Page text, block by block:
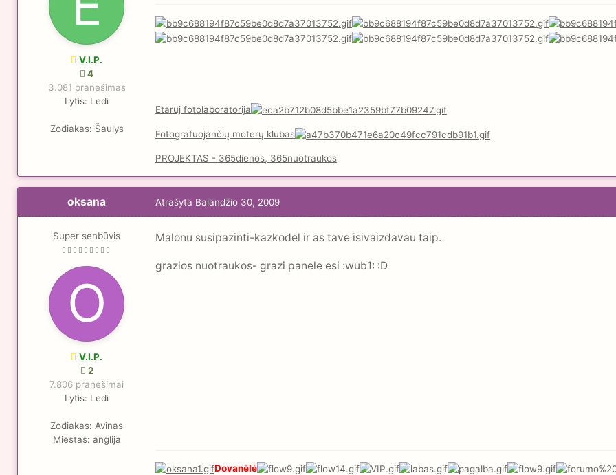
V.I.P.
4
3.081 pranešimas
Lytis: Ledi
Zodiakas: Šaulys
Etaruj fotolaboratorija
Fotografuojančių moterų klubas
PROJEKTAS - 365dienos, 365nuotraukos
oksana
Super senbūvis
V.I.P.
2
7.806 pranešimai
Lytis: Ledi
Zodiakas: Avinas
Miestas: anglija
Atrašyta Balandžio 30, 2009
Malonu susipazinti-kazkodel ir as tave isivaizdavau taip.
grazios nuotraukos- grazi panele esi :wub1: :D
Dovanėlė